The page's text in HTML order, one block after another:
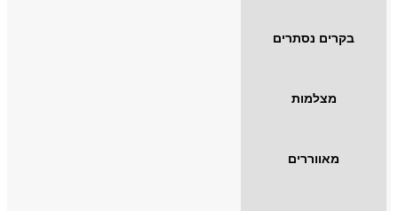
בקרים נסתרים
מצלמות
מאווררים